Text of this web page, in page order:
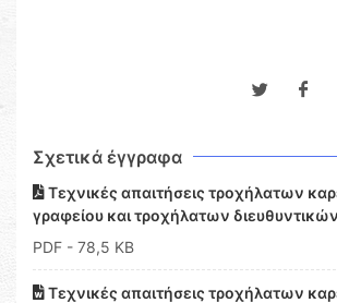
Σχετικά έγγραφα
Τεχνικές απαιτήσεις τροχήλατων
γραφείου και τροχήλατων
PDF - 78,5 KB
Τεχνικές απαιτήσεις τροχήλατων